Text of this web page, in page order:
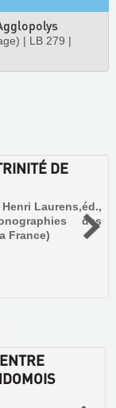
| LB 279 |
DE
Laurens,éd.,
des
France)